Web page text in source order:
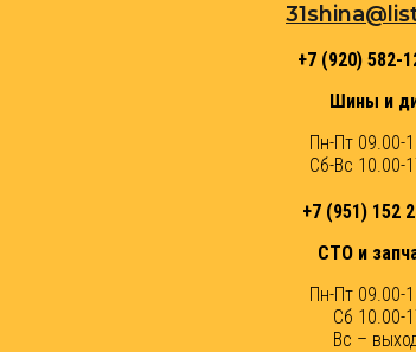
+7 (920) 582-
Шины и
Пн-Пт 09.00-
Сб-Вс 10.00-
+7 (951) 152
СТО и
Пн-Пт 09.00-
Сб 10.00-
Вс –